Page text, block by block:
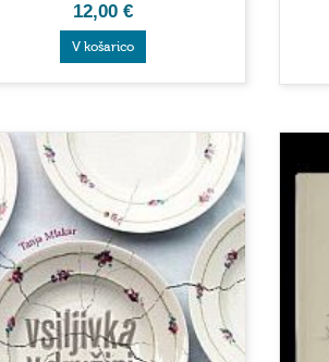
12,00€
V košarico